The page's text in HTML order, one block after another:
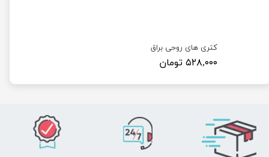
کتری های روحی براق
۵۲۸,۰۰۰ تومان